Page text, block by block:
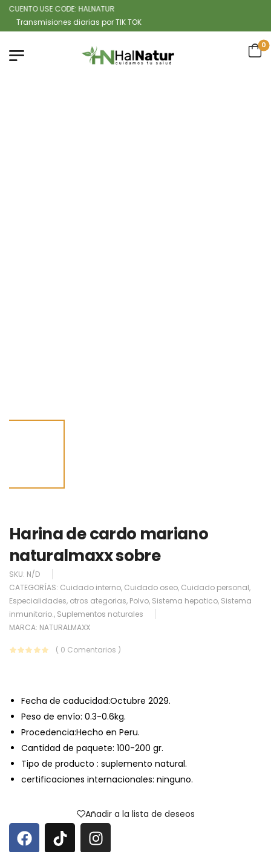
USE CODE: HALNATUR
diarias por TIK TOK
0
Harina de cardo mariano
naturalmaxx sobre
SKU: N/D
CATEGORÍAS: Cuidado interno, Cuidado oseo, Cuidado personal,
Especialidades, otros ategorias, Polvo, Sistema hepatico, Sistema
inmunitario., Suplementos naturales
MARCA: NATURALMAXX
( 0 Comentarios )
Fecha de caducidad:Octubre 2029.
Peso de envío: 0.3-0.6kg.
Procedencia:Hecho en Peru.
Cantidad de paquete: 100-200 gr.
Tipo de producto : suplemento natural.
certificaciones internacionales: ninguno.
Añadir a la lista de deseos